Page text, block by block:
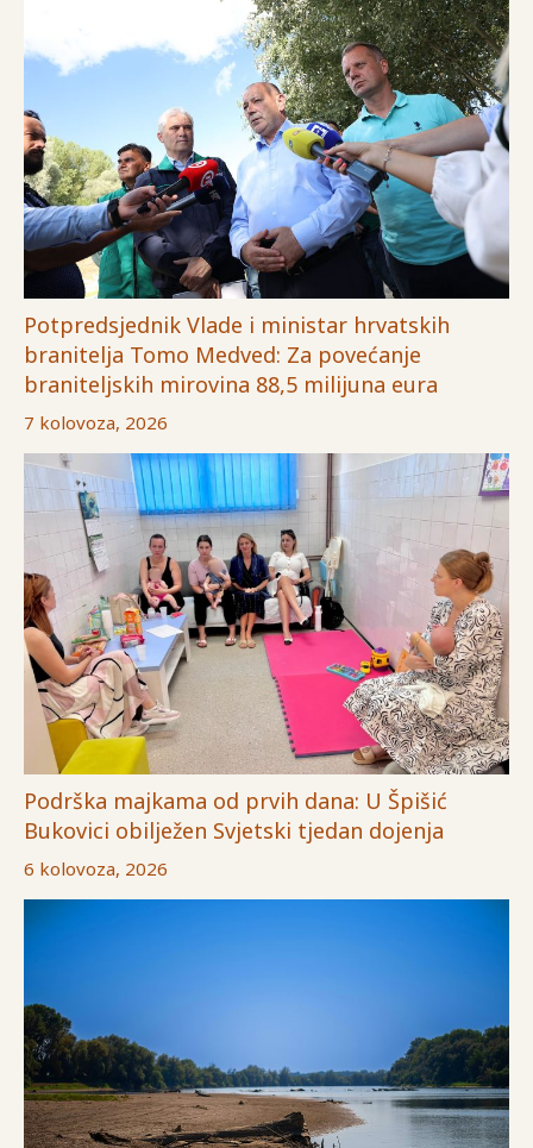
Potpredsjednik Vlade i ministar hrvatskih
branitelja Tomo Medved: Za povećanje
braniteljskih mirovina 88,5 milijuna eura
7 kolovoza, 2026
Podrška majkama od prvih dana: U Špišić
Bukovici obilježen Svjetski tjedan dojenja
6 kolovoza, 2026